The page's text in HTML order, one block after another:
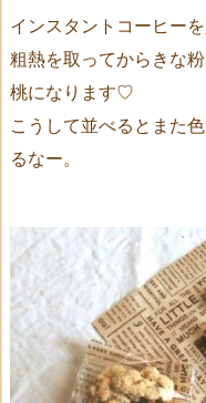
インスタントコーヒー
粗熱を取ってからきな
桃になります♡
こうして並べるとまた
るなー。